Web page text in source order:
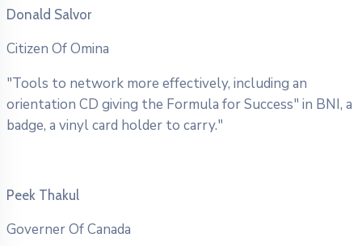
Donald Salvor
Citizen Of Omina
"Tools to network more effectively, including an
orientation CD giving the Formula for Success" in BNI, a
badge, a vinyl card holder to carry."
Peek Thakul
Governer Of Canada